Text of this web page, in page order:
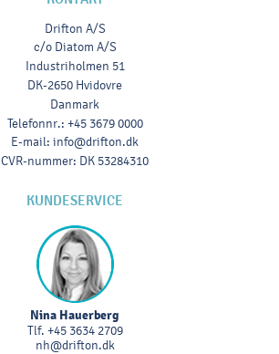
Drifton A/S
c/o Diatom A/S
Industriholmen 51
DK-2650 Hvidovre
Danmark
Telefonnr.: +45 3679 0000
E-mail: info@drifton.dk
CVR-nummer: DK 53284310
KUNDESERVICE
Nina Hauerberg
Tlf. +45 3634 2709
nh@drifton.dk